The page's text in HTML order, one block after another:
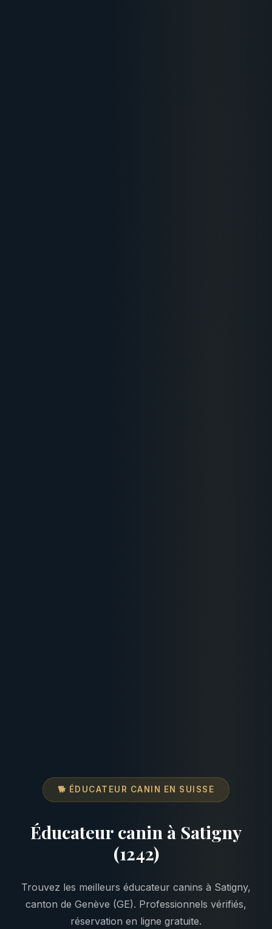
🐕 ÉDUCATEUR CANIN EN SUISSE
Éducateur canin à Satigny
(1242)
Trouvez les meilleurs éducateur canins à Satigny,
canton de Genève (GE). Professionnels vérifiés,
réservation en ligne gratuite.